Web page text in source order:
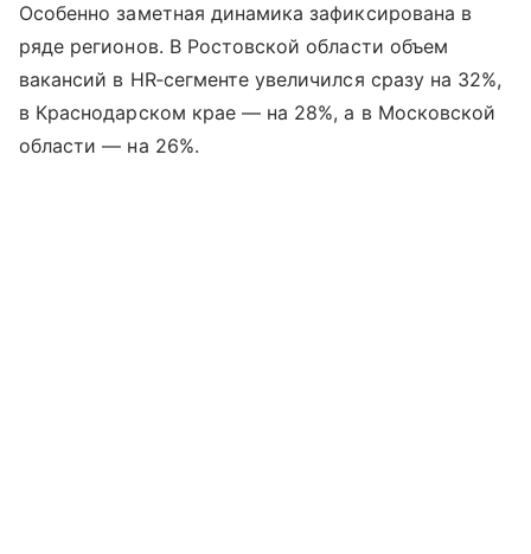
Особенно заметная динамика зафиксирована в
ряде регионов. В Ростовской области объем
вакансий в HR‑сегменте увеличился сразу на 32%,
в Краснодарском крае — на 28%, а в Московской
области — на 26%.